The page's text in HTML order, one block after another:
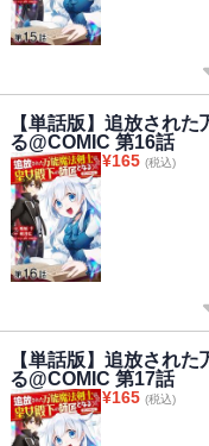
【単話版】追放され
る@COMIC 第16話
¥165 (税込)
【単話版】追放され
る@COMIC 第17話
¥165 (税込)